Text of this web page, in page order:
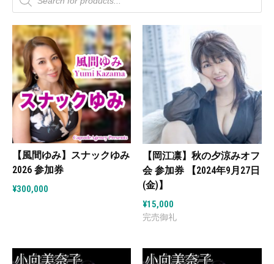
【風間ゆみ】スナックゆみ
2026 参加券
¥300,000
【岡江凛】秋の夕涼みオフ
会 参加券 【2024年9月27日
(金)】
¥15,000